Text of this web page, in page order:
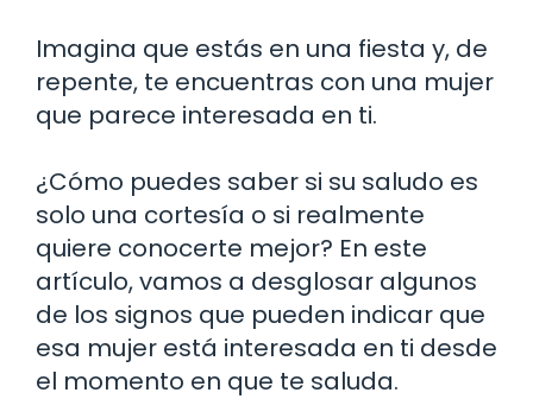
Imagina que estás en una fiesta y, de
repente, te encuentras con una mujer
que parece interesada en ti.
¿Cómo puedes saber si su saludo es
solo una cortesía o si realmente
quiere conocerte mejor? En este
artículo, vamos a desglosar algunos
de los signos que pueden indicar que
esa mujer está interesada en ti desde
el momento en que te saluda.